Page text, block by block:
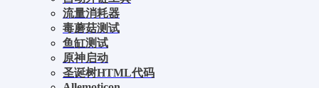
流量消耗器
毒蘑菇测试
鱼缸测试
原神启动
圣诞树HTML代码